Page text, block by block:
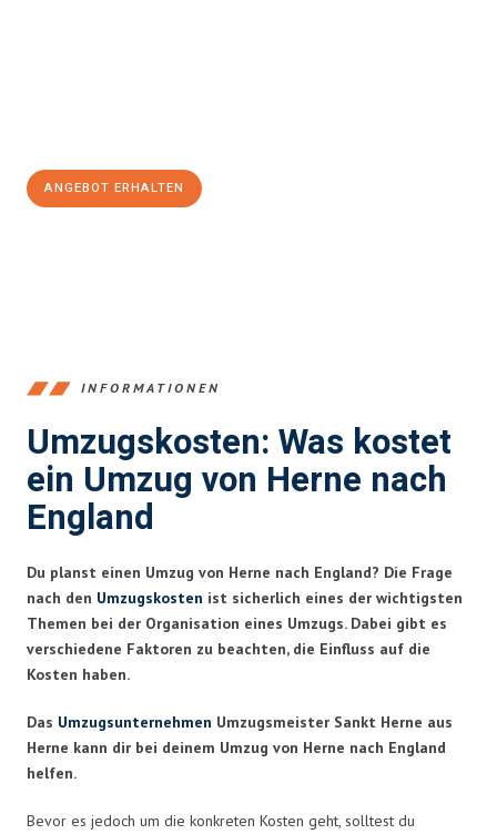
ANGEBOT ERHALTEN
INFORMATIONEN
Umzugskosten: Was kostet
ein Umzug von Herne nach
England
Du planst einen Umzug von Herne nach England? Die Frage
nach den Umzugskosten ist sicherlich eines der wichtigsten
Themen bei der Organisation eines Umzugs. Dabei gibt es
verschiedene Faktoren zu beachten, die Einfluss auf die
Kosten haben.
Das Umzugsunternehmen Umzugsmeister Sankt Herne aus
Herne kann dir bei deinem Umzug von Herne nach England
helfen.
Bevor es jedoch um die konkreten Kosten geht, solltest du